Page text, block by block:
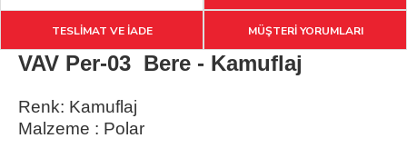
TESLİMAT VE İADE MÜŞTERİ YORUMLARI
VAV Per-03 Bere - Kamuflaj
Renk: Kamuflaj
Malzeme : Polar